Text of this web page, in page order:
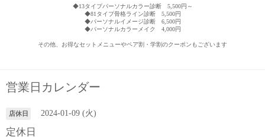
◆13タイプパーソナルカラー診断 5,500円～
◆81タイプ骨格ライン診断 5,500円
◆パーソナルイメージ診断 6,500円
◆パーソナルカラーメイク 4,000円
その他、お得なセットメニューやペア割・学割のクーポンもございます
営業日カレンダー
店休日 2024-01-09 (火)
定休日